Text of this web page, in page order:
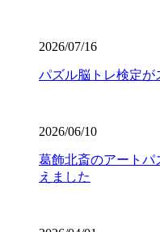
2026/07/16
パズル脳トレ検定が
2026/06/10
葛飾北斎のアートパ
えました